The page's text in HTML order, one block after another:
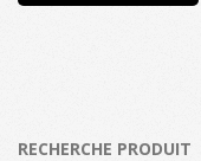
RECHERCHE PRODUIT